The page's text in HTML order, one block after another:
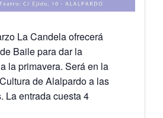
La Candela ofrecerá
Baile para dar la
la primavera. Será en la
de Alalpardo a las
La entrada cuesta 4